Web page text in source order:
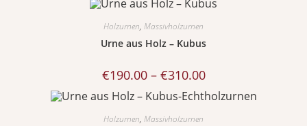
Holzurnen, Massivholzurnen
Urne aus Holz – Kubus
€190.00 – €310.00
Holzurnen, Massivholzurnen